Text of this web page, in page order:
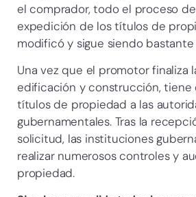
el comprador, todo el proceso
expedición de los títulos de
modificó y sigue siendo bastante
Una vez que el promotor finaliza
edificación y construcción, tiene
títulos de propiedad a las
gubernamentales. Tras la
solicitud, las instituciones
realizar numerosos controles y
propiedad.